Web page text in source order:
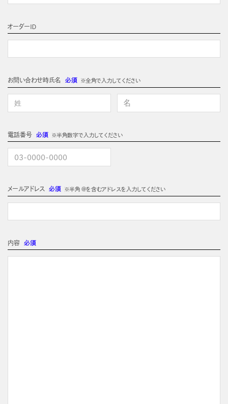
オーダーＩＤ
お問い合わせ時氏名 必須 ※全角で入力してください
電話番号必須 ※半角数字で入力してください
メールアドレス 必須 ※半角 @を含むアドレスを入力してください
内容 必須